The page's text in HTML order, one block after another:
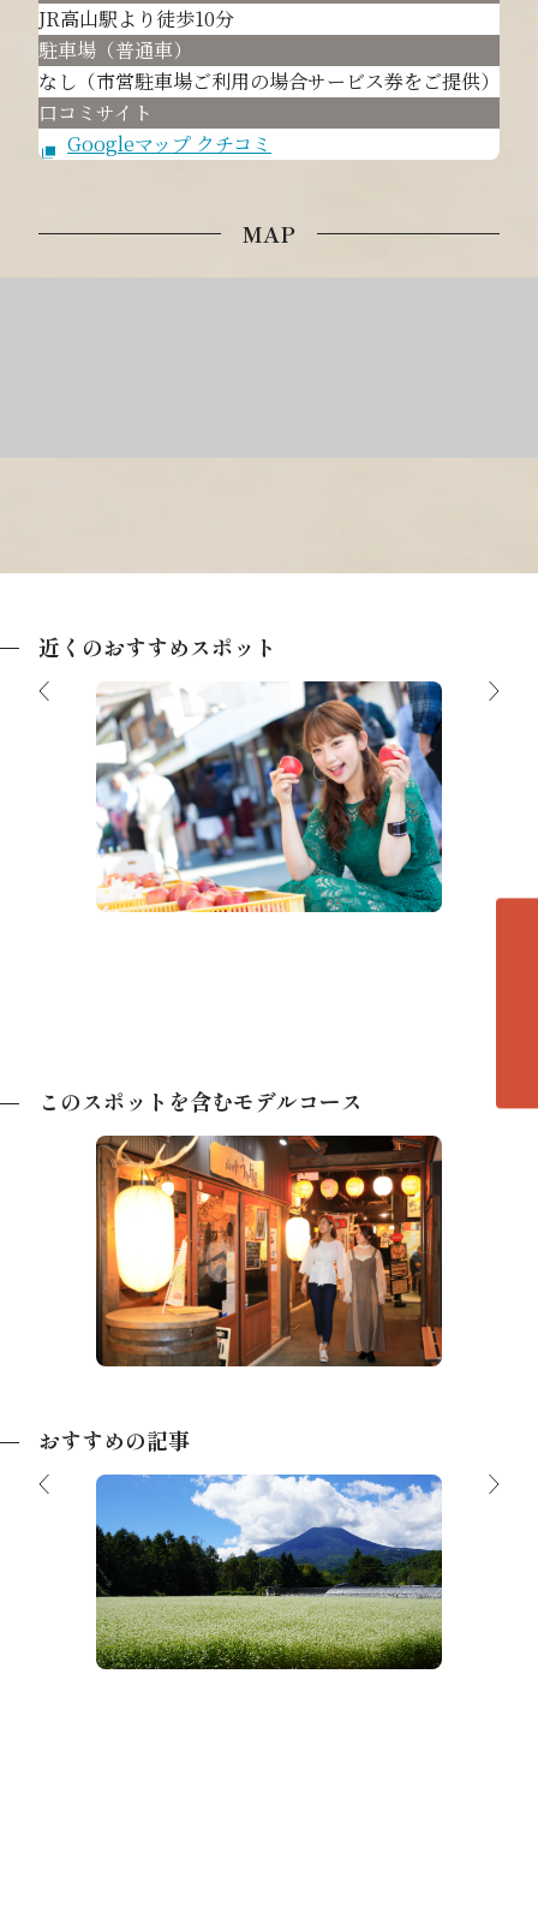
JR高山駅より徒歩10分
駐車場（普通車）
なし（市営駐車場ご利用の場合サービス券をご提供）
口コミサイト
Googleマップ クチコミ
MAP
近くのおすすめスポット
飛騨高山宮川朝市
このスポットを含むモデルコース
ライトアップ、灯火ともる夜の町並み…
大人の風情を楽しむ夜の飛騨高山+散策
の後は人気ナイトスポットでお楽しみ！
（4時間）
おすすめの記事
【3分で分かる】飛騨高根へようこそ